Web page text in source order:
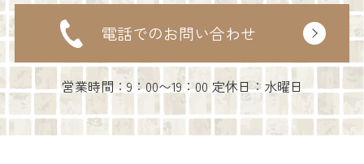
電話でのお問い合わせ
営業時間：9：00〜19：00 定休日：水曜日